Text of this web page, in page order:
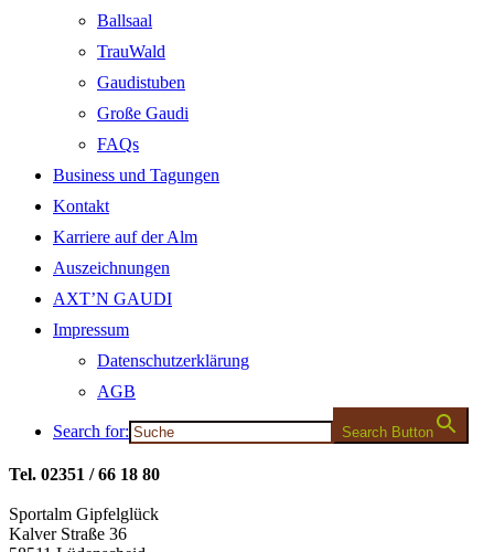
Ballsaal
TrauWald
Gaudistuben
Große Gaudi
FAQs
Business und Tagungen
Kontakt
Karriere auf der Alm
Auszeichnungen
AXT’N GAUDI
Impressum
Datenschutzerklärung
AGB
Search for: Search Button
Tel. 02351 / 66 18 80
Sportalm Gipfelglück
Kalver Straße 36